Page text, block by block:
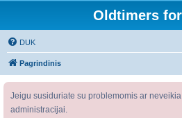
Oldtimers
DUK
Pagrindinis
Jeigu susiduriate su problemomis ar
administracijai.